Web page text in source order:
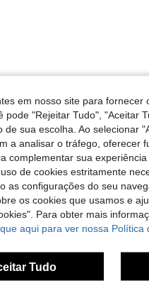
Útil (0)
em nosso site para fornecer
"Rejeitar Tudo", "Aceitar
sua escolha. Ao selecionar
a analisar o tráfego, oferecer
complementar sua
de cookies estritamente
as configurações do seu
os cookies que usamos e
Para obter mais
aqui para ver nossa Política
Tudo